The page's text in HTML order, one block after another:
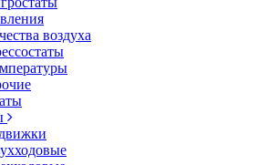
воздуха